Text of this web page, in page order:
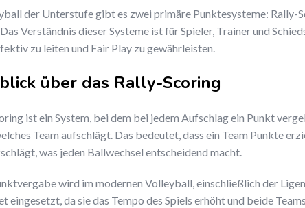
der Unterstufe gibt es zwei primäre Punktesysteme: Rally-
Verständnis dieser Systeme ist für Spieler, Trainer und
zu leiten und Fair Play zu gewährleisten.
über das Rally-Scoring
ist ein System, bei dem bei jedem Aufschlag ein Punkt
Team aufschlägt. Das bedeutet, dass ein Team Punkte
was jeden Ballwechsel entscheidend macht.
wird im modernen Volleyball, einschließlich der
eingesetzt, da sie das Tempo des Spiels erhöht und beide